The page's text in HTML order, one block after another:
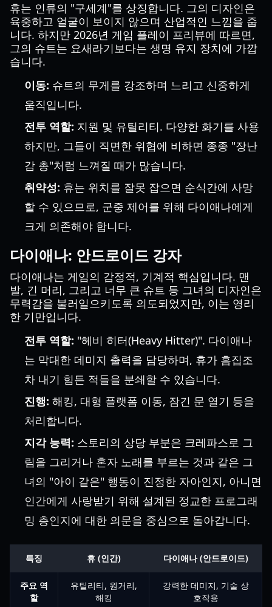
휴는 인류의 "구세계"를 상징합니다. 그의 디자인은
육중하고 얼굴이 보이지 않으며 산업적인 느낌을 줍
니다. 하지만 2026년 게임 플레이 프리뷰에 따르면,
그의 슈트는 요새라기보다는 생명 유지 장치에 가깝
습니다.
이동: 슈트의 무게를 강조하며 느리고 신중하게
움직입니다.
전투 역할: 지원 및 유틸리티. 다양한 화기를 사용
하지만, 그들이 직면한 위협에 비하면 종종 "장난
감 총"처럼 느껴질 때가 많습니다.
취약성: 휴는 위치를 잘못 잡으면 순식간에 사망
할 수 있으므로, 군중 제어를 위해 다이애나에게
크게 의존해야 합니다.
다이애나: 안드로이드 강자
다이애나는 게임의 감정적, 기계적 핵심입니다. 맨
발, 긴 머리, 그리고 너무 큰 슈트 등 그녀의 디자인은
무력감을 불러일으키도록 의도되었지만, 이는 영리
한 기만입니다.
전투 역할: "헤비 히터(Heavy Hitter)". 다이애나
는 막대한 데미지 출력을 담당하며, 휴가 흠집조
차 내기 힘든 적들을 분쇄할 수 있습니다.
진행: 해킹, 대형 플랫폼 이동, 잠긴 문 열기 등을
처리합니다.
지각 능력: 스토리의 상당 부분은 크레파스로 그
림을 그리거나 혼자 노래를 부르는 것과 같은 그
녀의 "아이 같은" 행동이 진정한 자아인지, 아니면
인간에게 사랑받기 위해 설계된 정교한 프로그래
밍 층인지에 대한 의문을 중심으로 돌아갑니다.
특징 휴 (인간) 다이애나 (안드로이드)
주요 역
할
유틸리티, 원거리,
해킹
강력한 데미지, 기술 상
호작용